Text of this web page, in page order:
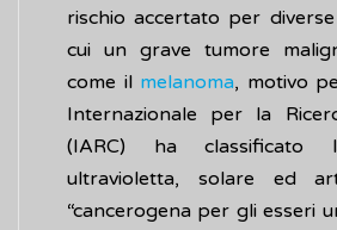
rischio accertato per
cui un grave tumore
come il melanoma, motivo
Internazionale per la
(IARC) ha classificato
ultravioletta, solare ed
“cancerogena per gli esseri